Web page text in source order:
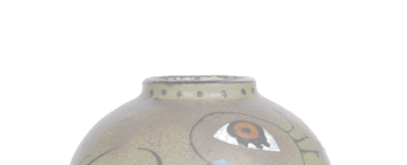
des rêves
13 juillet 2026